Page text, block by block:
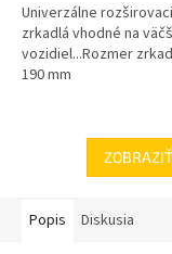
Univerzálne
zrkadlá vhodné na
vozidiel...Rozmer
190 mm
Popis Diskusia